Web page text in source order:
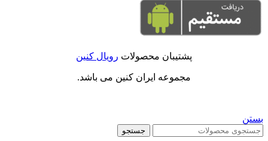
پشتیبان محصولات رویال کنین
مجموعه ایران کنین می باشد.
بستن
جستجو